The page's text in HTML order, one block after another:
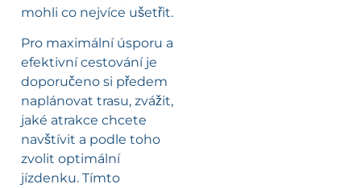
mohli co nejvíce ušetřit.
Pro maximální úsporu a
efektivní cestování je
doporučeno si předem
naplánovat trasu, zvážit,
jaké atrakce chcete
navštívit a podle toho
zvolit optimální
jízdenku. Tímto